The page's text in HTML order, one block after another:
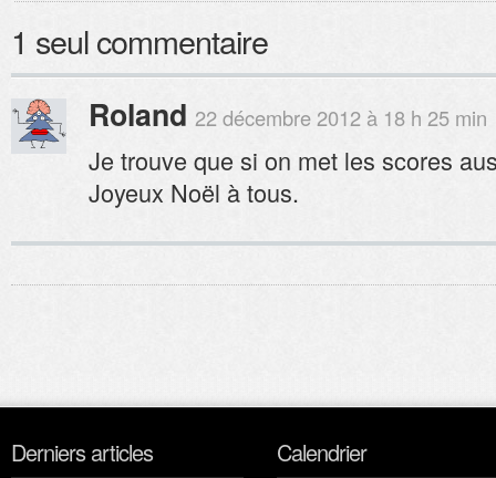
1 seul commentaire
Roland 22 décembre 2012 à 18 h 25 min
Je trouve que si on met les scores
Joyeux Noël à tous.
Derniers articles Calendrier